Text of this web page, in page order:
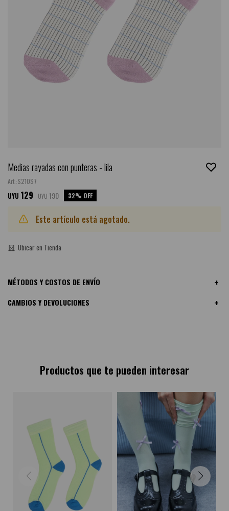
Medias rayadas con punteras - lila
S21OS7
UYU 129 UYU190 32
Este artículo está agotado.
Ubicar en Tienda
MÉTODOS Y COSTOS DE ENVÍO
CAMBIOS Y DEVOLUCIONES
Productos que te pueden interesar